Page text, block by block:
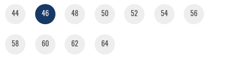
44 46 48 50 52 54 56
58 60 62 64